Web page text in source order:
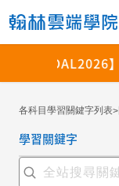
各科目學習關鍵字列表>
學習關鍵字